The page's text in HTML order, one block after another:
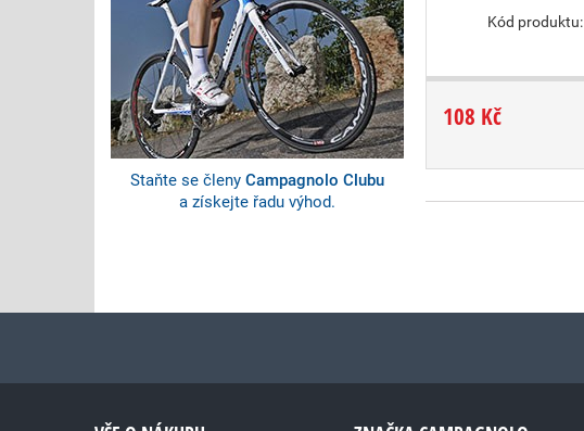
Kód produktu:
108 Kč
Staňte se členy Campagnolo Clubu
a získejte řadu výhod.